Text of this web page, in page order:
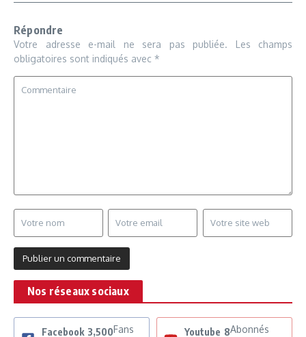
Répondre
Votre adresse e-mail ne sera pas publiée.
Les champs
obligatoires sont indiqués avec *
Nos réseaux sociaux
Facebook 3,500Fans
Youtube 8Abonnés